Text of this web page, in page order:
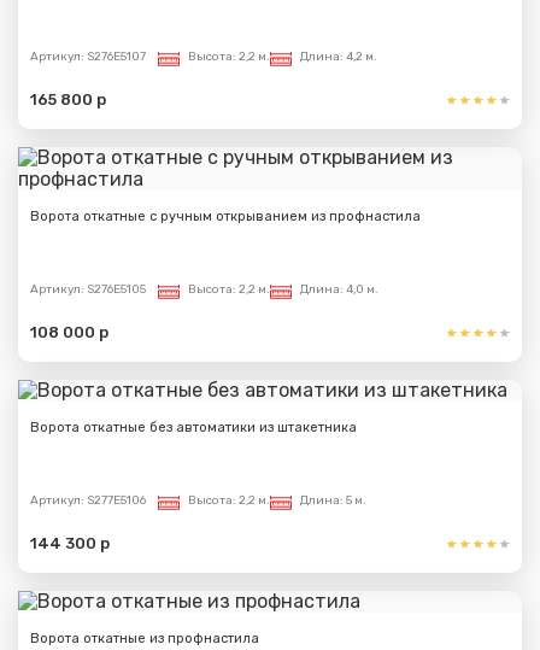
Артикул: S276E5107 Высота: 2,2 м. Длина: 4,2 м.
165 800 р
Ворота откатные с ручным открыванием из профнастила
Артикул: S276E5105 Высота: 2,2 м. Длина: 4,0 м.
108 000 р
Ворота откатные без автоматики из штакетника
Артикул: S277E5106 Высота: 2,2 м. Длина: 5 м.
144 300 р
Ворота откатные из профнастила